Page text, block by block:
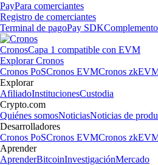
PayPara comerciantes
Registro de comerciantes
Terminal de pagoPay SDK
CronosCapa 1 compatible con EVM
Explorar Cronos
Cronos PoSCronos EVMCronos
Explorar
AfiliadoInstitucionesCustodia
Crypto.com
Quiénes somosNoticiasNoticias de
Desarrolladores
Cronos PoSCronos EVMCronos
Aprender
AprenderBitcoinInvestigaciónMercado